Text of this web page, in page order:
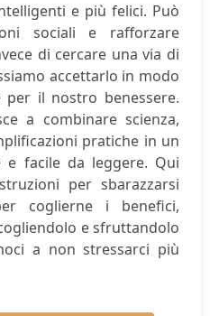
e più felici. Può
sociali e rafforzare
di cercare una via di
accettarlo in modo
per il nostro benessere.
a combinare scienza,
pratiche in un
e facile da leggere. Qui
per sbarazzarsi
coglierne i benefici,
e sfruttandolo
a non stressarci più